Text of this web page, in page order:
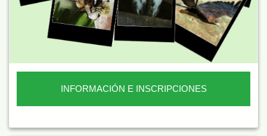
INFORMACIÓN E INSCRIPCIONES